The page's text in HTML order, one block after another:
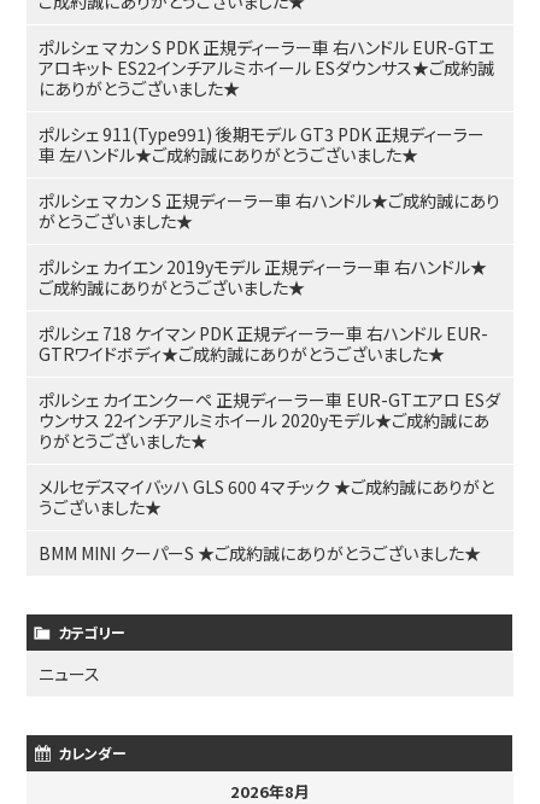
ポルシェ マカン S PDK 正規ディーラー車 右ハンドル EUR-GTエ
アロキット ES22インチアルミホイール ESダウンサス★ご成約誠
にありがとうございました★
ポルシェ 911(Type991) 後期モデル GT3 PDK 正規ディーラー
車 左ハンドル★ご成約誠にありがとうございました★
ポルシェ マカン S 正規ディーラー車 右ハンドル★ご成約誠にあり
がとうございました★
ポルシェ カイエン 2019yモデル 正規ディーラー車 右ハンドル★
ご成約誠にありがとうございました★
ポルシェ 718 ケイマン PDK 正規ディーラー車 右ハンドル EUR-
GTRワイドボディ★ご成約誠にありがとうございました★
ポルシェ カイエンクーペ 正規ディーラー車 EUR-GTエアロ ESダ
ウンサス 22インチアルミホイール 2020yモデル★ご成約誠にあ
りがとうございました★
メルセデスマイバッハ GLS 600 4マチック ★ご成約誠にありがと
うございました★
BMM MINI クーパーS ★ご成約誠にありがとうございました★
カテゴリー
ニュース
カレンダー
2026年8月